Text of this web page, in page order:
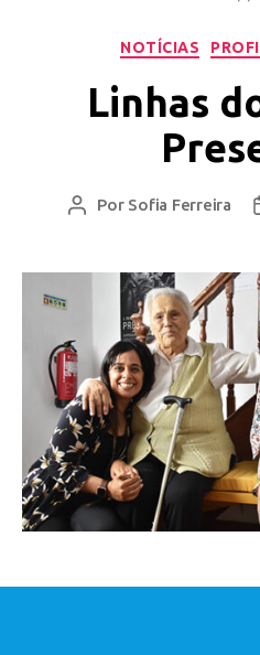
NOTÍCIAS
Linhas
Por Sofia Ferreira